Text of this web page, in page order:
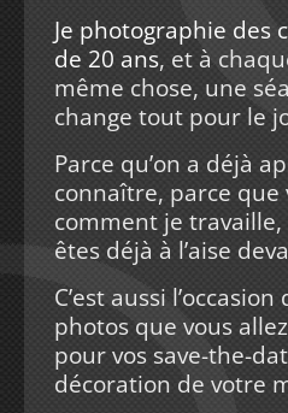
Je photographie des
de 20 ans, et à
même chose, une
change tout pour le
Parce qu’on a déjà
connaître, parce que
comment je
êtes déjà à l’aise
C’est aussi
photos que vous
pour vos save-the-
décoration de votre